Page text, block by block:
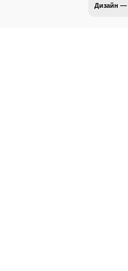
Дизайн —